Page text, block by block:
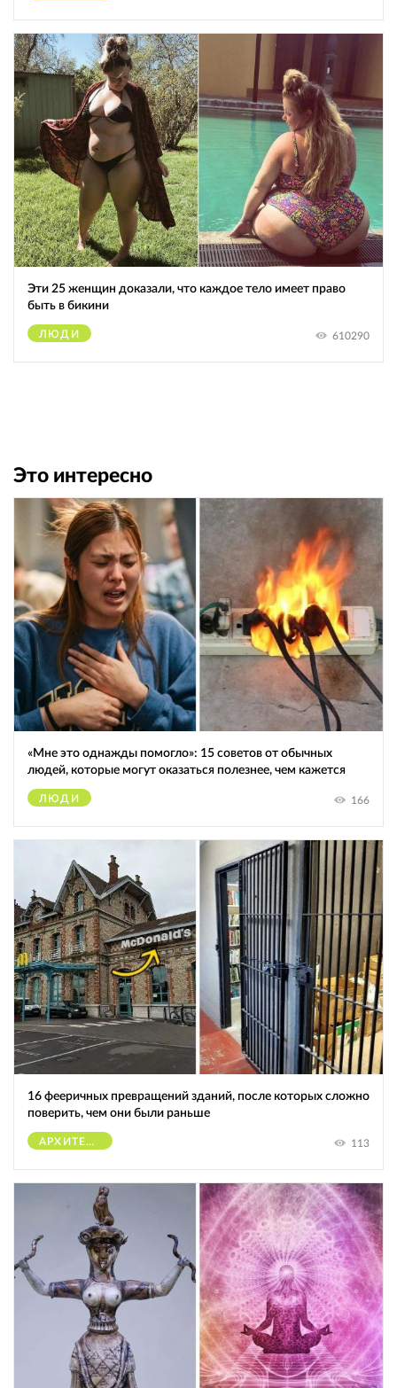
Эти 25 женщин доказали, что каждое тело имеет право
быть в бикини
ЛЮДИ 610290
Это интересно
«Мне это однажды помогло»: 15 советов от обычных
людей, которые могут оказаться полезнее, чем кажется
ЛЮДИ 166
16 фееричных превращений зданий, после которых сложно
поверить, чем они были раньше
АРХИТЕКТУРА 113